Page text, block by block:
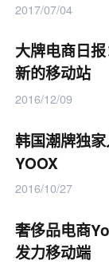
2017/07/04
大牌电商日
新的移动站
2016/12/09
韩国潮牌独
YOOX
2016/10/27
奢侈品电商
发力移动端